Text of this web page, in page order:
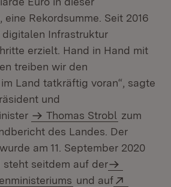
Rekordsumme. Seit 2016
Infrastruktur
erzielt. Hand in Hand mit
treiben wir den
Land tatkräftig voran“, sagte
und
Thomas Strobl zum
des Landes. Der
am 11. September 2020
seitdem auf der
und auf